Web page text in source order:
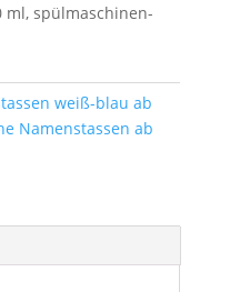
ml, spülmaschinen-
weiß-blau ab
Namenstassen ab